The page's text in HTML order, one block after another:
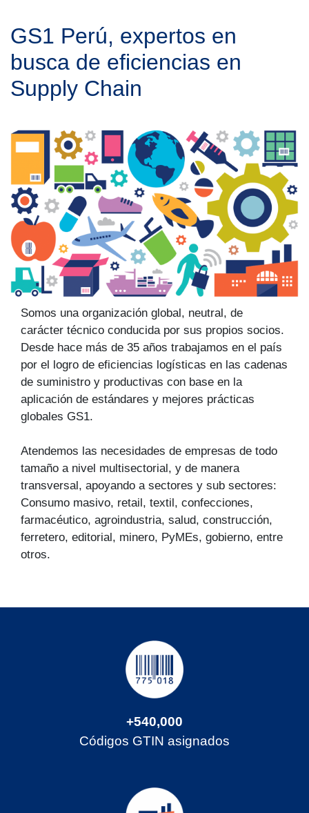
GS1 Perú, expertos en
busca de eficiencias en
Supply Chain
Somos una organización global, neutral, de
carácter técnico conducida por sus propios socios.
Desde hace más de 35 años trabajamos en el país
por el logro de eficiencias logísticas en las cadenas
de suministro y productivas con base en la
aplicación de estándares y mejores prácticas
globales GS1.
Atendemos las necesidades de empresas de todo
tamaño a nivel multisectorial, y de manera
transversal, apoyando a sectores y sub sectores:
Consumo masivo, retail, textil, confecciones,
farmacéutico, agroindustria, salud, construcción,
ferretero, editorial, minero, PyMEs, gobierno, entre
otros.
+540,000
Códigos GTIN asignados